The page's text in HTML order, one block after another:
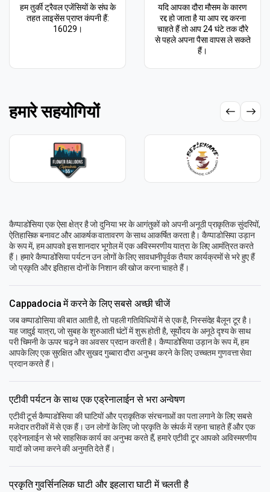
हम तुर्की ट्रैवल एजेंसियों के संघ के
तहत लाइसेंस प्राप्त कंपनी हैं:
16029।
यदि आपका दौरा मौसम के कारण
रद्द हो जाता है या आप रद्द करना
चाहते हैं तो आप 24 घंटे तक दौरे
से पहले अपना पैसा वापस ले सकते
हैं।
हमारे सहयोगियों
कैप्पाडोसिया एक ऐसा क्षेत्र है जो दुनिया भर के आगंतुकों को अपनी अनूठी प्राकृतिक सुंदरियों,
ऐतिहासिक बनावट और आकर्षक वातावरण के साथ आकर्षित करता है। कैप्पाडोसिया उड़ान
के रूप में, हम आपको इस शानदार भूगोल में एक अविस्मरणीय यात्रा के लिए आमंत्रित करते
हैं। हमारे कैप्पाडोसिया पर्यटन उन लोगों के लिए सावधानीपूर्वक तैयार कार्यक्रमों से भरे हुए हैं
जो प्रकृति और इतिहास दोनों के निशान की खोज करना चाहते हैं।
Cappadocia में करने के लिए सबसे अच्छी चीजें
जब कप्पाडोसिया की बात आती है, तो पहली गतिविधियों में से एक है, निस्संदेह बैलून टूर है।
यह जादुई यात्रा, जो सुबह के शुरुआती घंटों में शुरू होती है, सूर्योदय के अनूठे दृश्य के साथ
परी चिमनी के ऊपर चढ़ने का अवसर प्रदान करती है। कैप्पाडोसिया उड़ान के रूप में, हम
आपके लिए एक सुरक्षित और सुखद गुब्बारा दौरा अनुभव करने के लिए उच्चतम गुणवत्ता सेवा
प्रदान करते हैं।
एटीवी पर्यटन के साथ एक एड्रेनालाईन से भरा अन्वेषण
एटीवी टूर्स कैप्पाडोसिया की घाटियों और प्राकृतिक संरचनाओं का पता लगाने के लिए सबसे
मजेदार तरीकों में से एक हैं। उन लोगों के लिए जो प्रकृति के संपर्क में रहना चाहते हैं और एक
एड्रेनालाईन से भरे साहसिक कार्य का अनुभव करते हैं, हमारे एटीवी टूर आपको अविस्मरणीय
यादों को जमा करने की अनुमति देते हैं।
प्रकृति गुवर्सिनलिक घाटी और इहलारा घाटी में चलती है